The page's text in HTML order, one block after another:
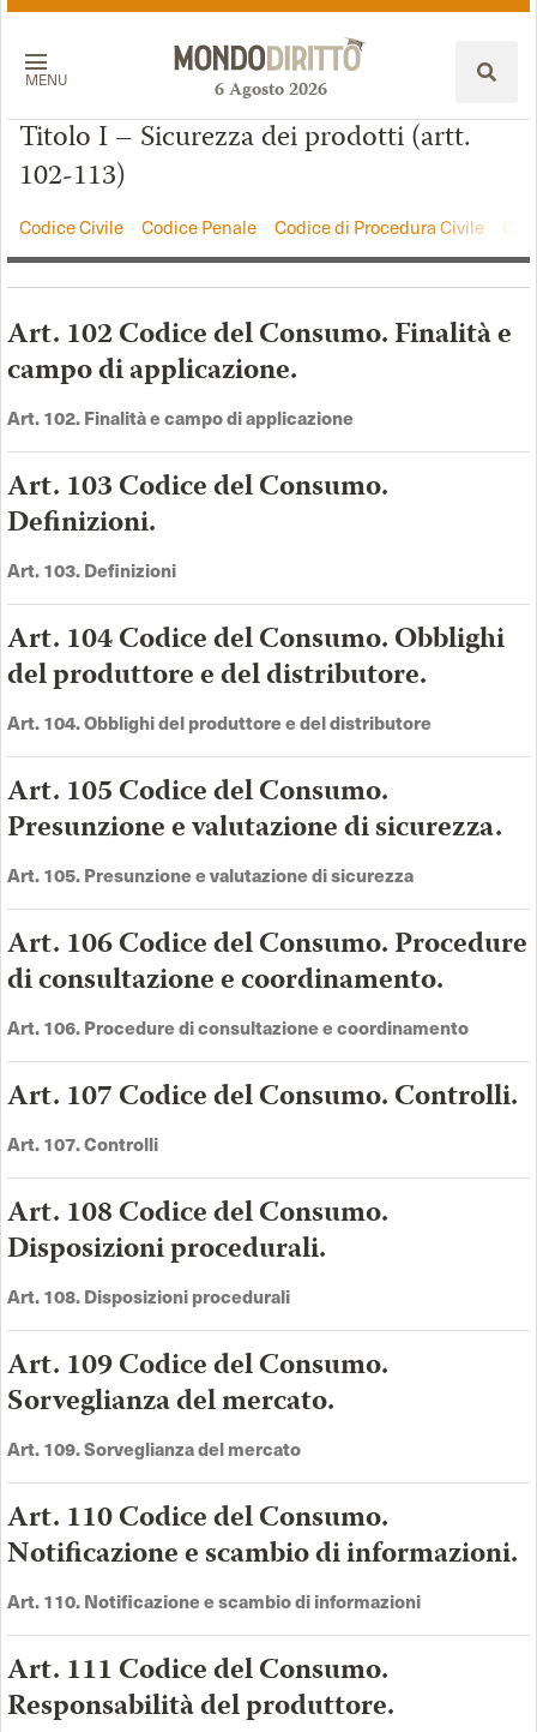
MENU 6Agosto2026
Titolo I – Sicurezza dei prodotti (artt.
102-113)
Codice Civile Codice Penale Codice di Procedura Civile
Art. 102 Codice del Consumo. Finalità e
campo di applicazione.
Art. 102. Finalità e campo di applicazione
Art. 103 Codice del Consumo.
Definizioni.
Art. 103. Definizioni
Art. 104 Codice del Consumo. Obblighi
del produttore e del distributore.
Art. 104. Obblighi del produttore e del distributore
Art. 105 Codice del Consumo.
Presunzione e valutazione di sicurezza.
Art. 105. Presunzione e valutazione di sicurezza
Art. 106 Codice del Consumo. Procedure
di consultazione e coordinamento.
Art. 106. Procedure di consultazione e coordinamento
Art. 107 Codice del Consumo. Controlli.
Art. 107. Controlli
Art. 108 Codice del Consumo.
Disposizioni procedurali.
Art. 108. Disposizioni procedurali
Art. 109 Codice del Consumo.
Sorveglianza del mercato.
Art. 109. Sorveglianza del mercato
Art. 110 Codice del Consumo.
Notificazione e scambio di informazioni.
Art. 110. Notificazione e scambio di informazioni
Art. 111 Codice del Consumo.
Responsabilità del produttore.